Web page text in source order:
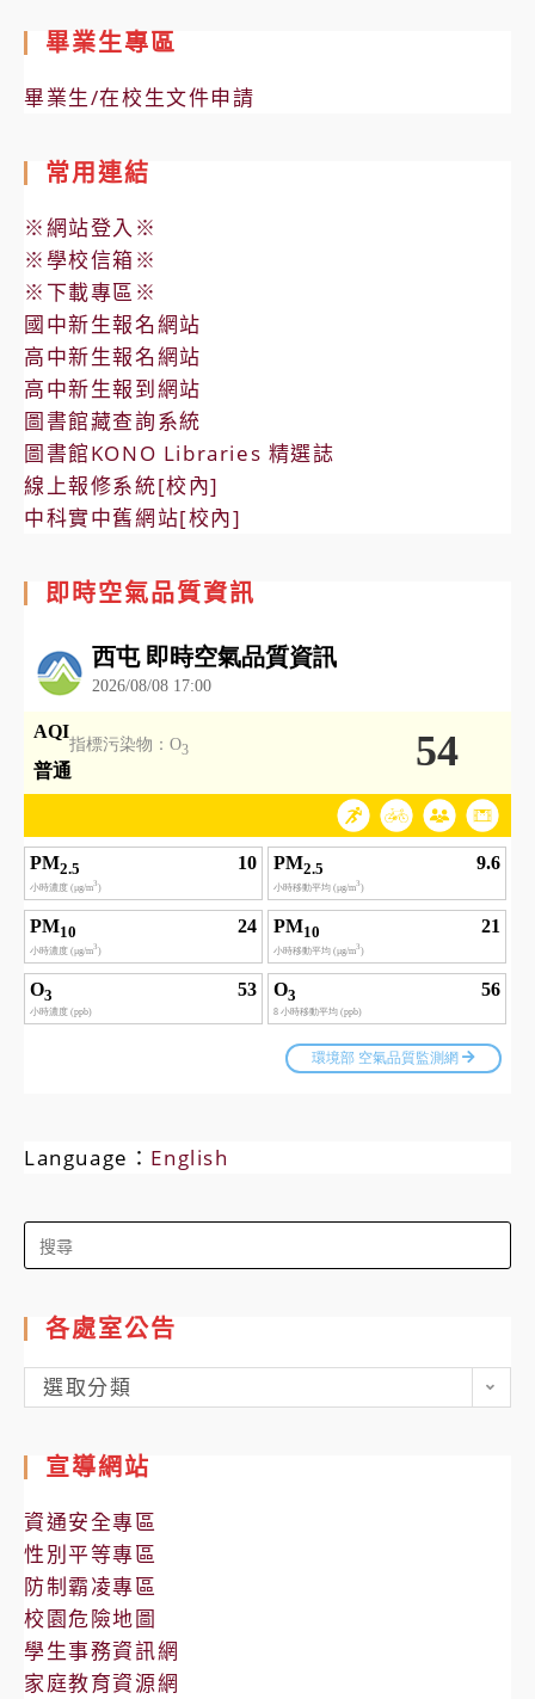
畢業生專區
畢業生/在校生文件申請
常用連結
※網站登入※
※學校信箱※
※下載專區※
國中新生報名網站
高中新生報名網站
高中新生報到網站
圖書館藏查詢系統
圖書館KONO Libraries 精選誌
線上報修系統[校內]
中科實中舊網站[校內]
即時空氣品質資訊
Language： English
Search
for:
各處室公告
各
處
公
告
選取分類
宣導網站
資通安全專區
性別平等專區
防制霸凌專區
校園危險地圖
學生事務資訊網
家庭教育資源網